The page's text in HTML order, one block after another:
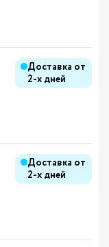
Доставка от
2-х дней
Доставка от
2-х дней